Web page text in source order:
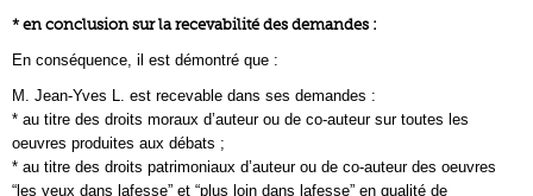
* en conclusion sur la recevabilité des demandes :
En conséquence, il est démontré que :
M. Jean-Yves L. est recevable dans ses demandes :
* au titre des droits moraux d’auteur ou de co-auteur sur toutes les
oeuvres produites aux débats ;
* au titre des droits patrimoniaux d’auteur ou de co-auteur des oeuvres
“les yeux dans lafesse” et “plus loin dans lafesse” en qualité de